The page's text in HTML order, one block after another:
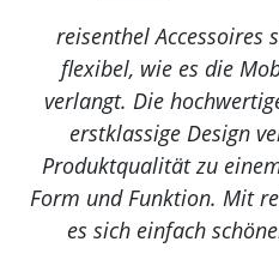
reisenthel Accessoires
flexibel, wie es die
verlangt. Die
erstklassige Design
Produktqualität zu
Form und Funktion. Mit
es sich einfach